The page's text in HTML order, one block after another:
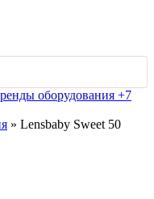
оборудования +7
» Lensbaby Sweet 50